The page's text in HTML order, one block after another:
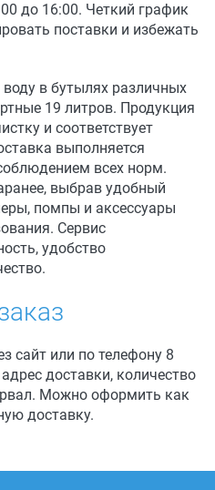
до 16:00. Четкий график
поставки и избежать
в бутылях различных
19 литров. Продукция
и соответствует
выполняется
всех норм.
выбрав удобный
помпы и аксессуары
Сервис
удобство
сайт или по телефону 8
доставки, количество
Можно оформить как
доставку.